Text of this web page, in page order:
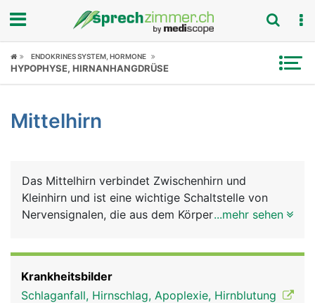
Fokus
Symptome
News
Rubriken
ENDOKRINES SYSTEM, HORMONE
HYPOPHYSE, HIRNANHANGDRÜSE
Mittelhirn
Das Mittelhirn verbindet Zwischenhirn und
Kleinhirn und ist eine wichtige Schaltstelle von
Nervensignalen, die aus dem Körper zum Grosshirn
Augenbewegungen.
...mehr sehen
Krankheitsbilder
Schlaganfall, Hirnschlag, Apoplexie, Hirnblutung